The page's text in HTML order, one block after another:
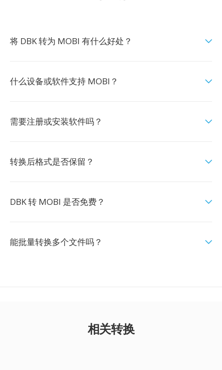
将 DBK 转为 MOBI 有什么好处？
什么设备或软件支持 MOBI？
需要注册或安装软件吗？
转换后格式是否保留？
DBK 转 MOBI 是否免费？
能批量转换多个文件吗？
相关转换